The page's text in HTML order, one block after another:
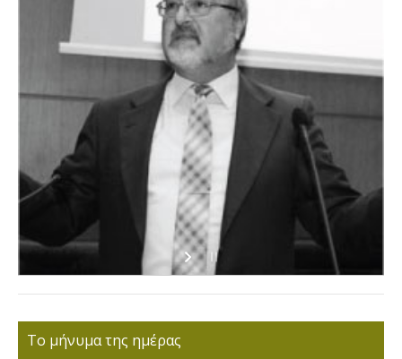
Το μήνυμα της ημέρας